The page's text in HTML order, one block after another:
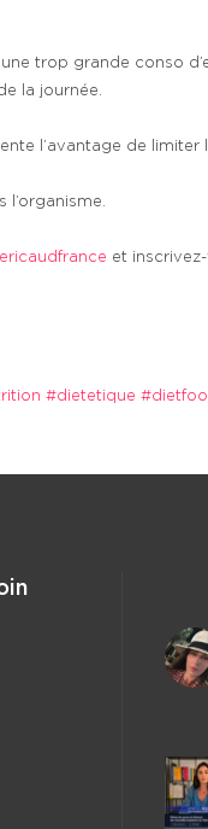
trop grande conso
la journée.
l’avantage de limiter
et
#dietetique